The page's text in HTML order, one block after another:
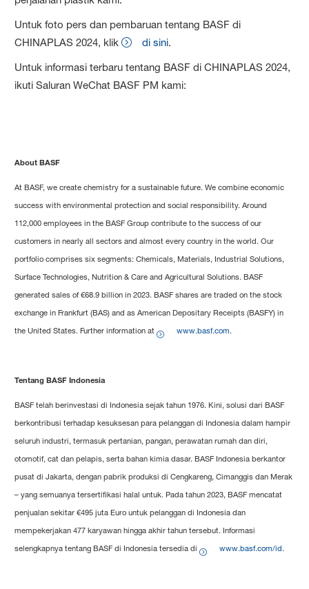
Untuk foto pers dan pembaruan tentang BASF di
CHINAPLAS 2024, klik
di sini.
Untuk informasi terbaru tentang BASF di CHINAPLAS 2024,
ikuti Saluran WeChat BASF PM kami:
About BASF
At BASF, we create chemistry for a sustainable future. We combine economic
success with environmental protection and social responsibility. Around
112,000 employees in the BASF Group contribute to the success of our
customers in nearly all sectors and almost every country in the world. Our
portfolio comprises six segments: Chemicals, Materials, Industrial Solutions,
Surface Technologies, Nutrition & Care and Agricultural Solutions. BASF
generated sales of €68.9 billion in 2023. BASF shares are traded on the stock
exchange in Frankfurt (BAS) and as American Depositary Receipts (BASFY) in
the United States. Further information at
www.basf.com.
Tentang BASF Indonesia
BASF telah berinvestasi di Indonesia sejak tahun 1976. Kini, solusi dari BASF
berkontribusi terhadap kesuksesan para pelanggan di Indonesia dalam hampir
seluruh industri, termasuk pertanian, pangan, perawatan rumah dan diri,
otomotif, cat dan pelapis, serta bahan kimia dasar. BASF Indonesia berkantor
pusat di Jakarta, dengan pabrik produksi di Cengkareng, Cimanggis dan Merak
– yang semuanya tersertifikasi halal untuk. Pada tahun 2023, BASF mencatat
penjualan sekitar €495 juta Euro untuk pelanggan di Indonesia dan
mempekerjakan 477 karyawan hingga akhir tahun tersebut. Informasi
selengkapnya tentang BASF di Indonesia tersedia di
www.basf.com/id.